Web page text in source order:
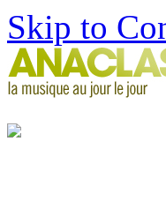
Skip to